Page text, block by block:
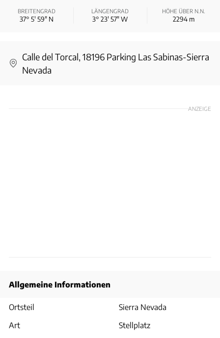
BREITENGRAD
37° 5′ 59″ N
LÄNGENGRAD
3° 23′ 57″ W
HÖHE ÜBER N.N.
2294m
Calle del Torcal, 18196 Parking Las Sabinas-Sierra
Nevada
ANZEIGE
Allgemeine Informationen
Ortsteil
Sierra Nevada
Art
Stellplatz